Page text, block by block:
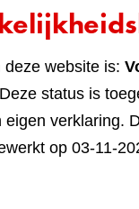
deze website is:
status is
eigen verklaring.
op 03-11-